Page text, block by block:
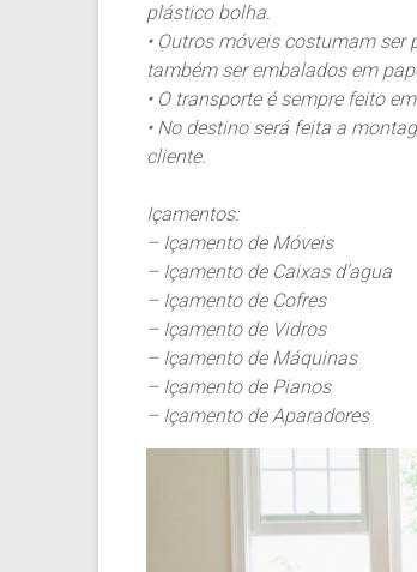
plástico bolha.
• Outros móveis costumam
também ser embalados em
• O transporte é sempre feito
• No destino será feita a
cliente.
Içamentos:
– Içamento de Móveis
– Içamento de Caixas d’agua
– Içamento de Cofres
– Içamento de Vidros
– Içamento de Máquinas
– Içamento de Pianos
– Içamento de Aparadores